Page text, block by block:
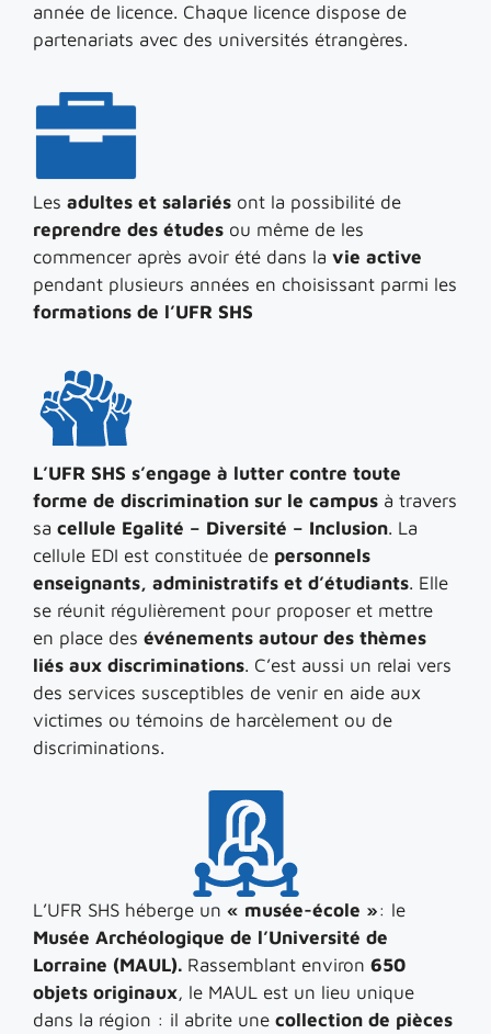
année de licence. Chaque licence dispose de
partenariats avec des universités étrangères.
Les adultes et salariés ont la possibilité de
reprendre des études ou même de les
commencer après avoir été dans la vie active
pendant plusieurs années en choisissant parmi les
formations de l’UFR SHS
L’UFR SHS s’engage à lutter contre toute
forme de discrimination sur le campus à travers
sa cellule Egalité – Diversité – Inclusion. La
cellule EDI est constituée de personnels
enseignants, administratifs et d’étudiants. Elle
se réunit régulièrement pour proposer et mettre
en place des événements autour des thèmes
liés aux discriminations. C’est aussi un relai vers
des services susceptibles de venir en aide aux
victimes ou témoins de harcèlement ou de
discriminations.
L’UFR SHS héberge un « musée-école »: le
Musée Archéologique de l’Université de
Lorraine (MAUL). Rassemblant environ 650
objets originaux, le MAUL est un lieu unique
dans la région : il abrite une collection de pièces